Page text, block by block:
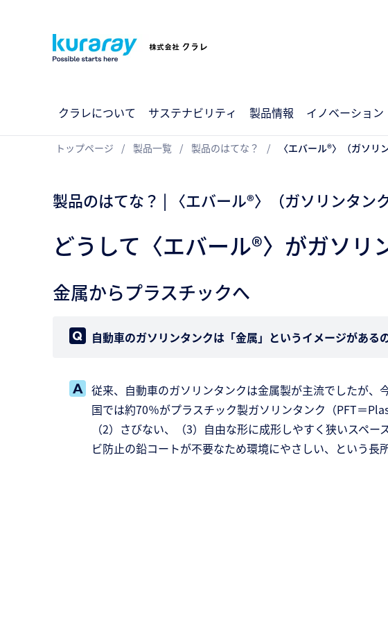
クラレについて サステナビリティ 製品情報 イノベーション
トップページ 製品一覧 製品のはてな？ 〈エバール®〉（ガソリ
製品のはてな？ | 〈エバール®〉（ガソリンタンク
どうして〈エバール®〉がガソリ
金属からプラスチックへ
自動車のガソリンタンクは「金属」というイメージがある
従来、自動車のガソリンタンクは金属製が主流でしたが
国では約70％がプラスチック製ガソリンタンク（PFT＝
（2）さびない、（3）自由な形に成形しやすく狭いスペ
ビ防止の鉛コートが不要なため環境にやさしい、という長